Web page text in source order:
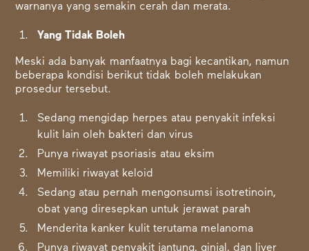
warnanya yang semakin cerah dan merata.
Yang Tidak Boleh
Meski ada banyak manfaatnya bagi kecantikan, namun
beberapa kondisi berikut tidak boleh melakukan
prosedur tersebut.
Sedang mengidap herpes atau penyakit infeksi
kulit lain oleh bakteri dan virus
Punya riwayat psoriasis atau eksim
Memiliki riwayat keloid
Sedang atau pernah mengonsumsi isotretinoin,
obat yang diresepkan untuk jerawat parah
Menderita kanker kulit terutama melanoma
Punya riwayat penyakit jantung, ginjal, dan liver